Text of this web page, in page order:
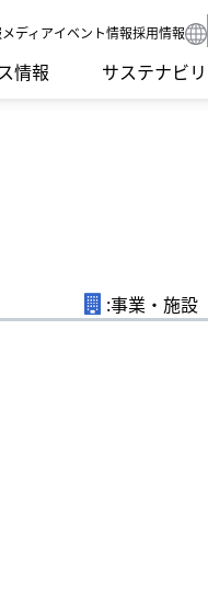
ディアイベント情報採用情報
情報
Sodick
サステナビ
:事業・施設